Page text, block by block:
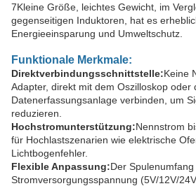
7Kleine Größe, leichtes Gewicht, im
gegenseitigen Induktoren, hat es
Energieeinsparung und Umweltschutz.
Funktionale Merkmale:
Direktverbindungsschnittstelle:Keine
Adapter, direkt mit dem Oszilloskop oder
Datenerfassungsanlage verbinden, um
reduzieren.
Hochstromunterstützung:Nennstrom
für Hochlastszenarien wie elektrische
Lichtbogenfehler.
Flexible Anpassung:Der
Stromversorgungsspannung (5V/12V/